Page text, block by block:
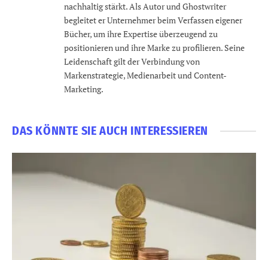
nachhaltig stärkt. Als Autor und Ghostwriter
begleitet er Unternehmer beim Verfassen eigener
Bücher, um ihre Expertise überzeugend zu
positionieren und ihre Marke zu profilieren. Seine
Leidenschaft gilt der Verbindung von
Markenstrategie, Medienarbeit und Content-
Marketing.
DAS KÖNNTE SIE AUCH INTERESSIEREN